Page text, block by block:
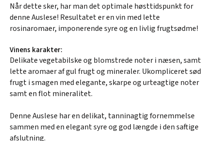
Når dette sker, har man det optimale høsttidspunkt for
denne Auslese! Resultatet er en vin med lette
rosinaromaer, imponerende syre og en livlig frugtsødme!
Vinens karakter:
Delikate vegetabilske og blomstrede noter i næsen, samt
lette aromaer af gul frugt og mineraler. Ukompliceret sød
frugt i smagen med elegante, skarpe og urteagtige noter
samt en flot mineralitet.
Denne Auslese har en delikat, tanninagtig fornemmelse
sammen med en elegant syre og god længde i den saftige
afslutning.